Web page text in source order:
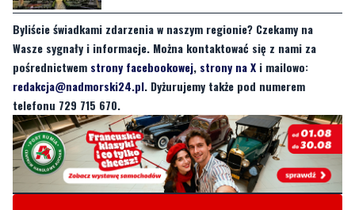
Byliście świadkami zdarzenia w naszym regionie? Czekamy na
Wasze sygnały i informacje. Można kontaktować się z nami za
pośrednictwem strony facebookowej, strony na X i mailowo:
redakcja@nadmorski24.pl. Dyżurujemy także pod numerem
telefonu 729 715 670.